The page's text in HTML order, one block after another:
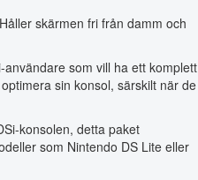
Håller skärmen fri från damm och
som vill ha ett komplett
sin konsol, särskilt när de
konsolen, detta paket
som Nintendo DS Lite eller